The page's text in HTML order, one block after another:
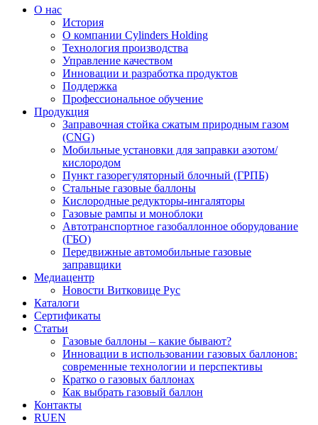
О нас
История
О компании Cylinders Holding
Технология производства
Управление качеством
Инновации и разработка продуктов
Поддержка
Профессиональное обучение
Продукция
Заправочная стойка сжатым природным газом
(CNG)
Мобильные установки для заправки азотом/
кислородом
Пункт газорегуляторный блочный (ГРПБ)
Стальные газовые баллоны
Кислородные редукторы-ингаляторы
Газовые рампы и моноблоки
Автотранспортное газобаллонное оборудование
(ГБО)
Передвижные автомобильные газовые
заправщики
Медиацентр
Новости Витковице Рус
Каталоги
Сертификаты
Статьи
Газовые баллоны – какие бывают?
Инновации в использовании газовых баллонов:
современные технологии и перспективы
Кратко о газовых баллонах
Как выбрать газовый баллон
Контакты
RUEN